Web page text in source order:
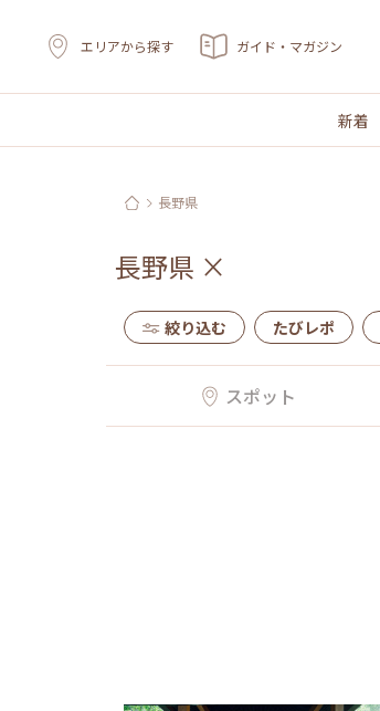
エリアから探す ガイド・マガジン
新着
長野県
長野県 ×
絞り込む たびレポ
スポット